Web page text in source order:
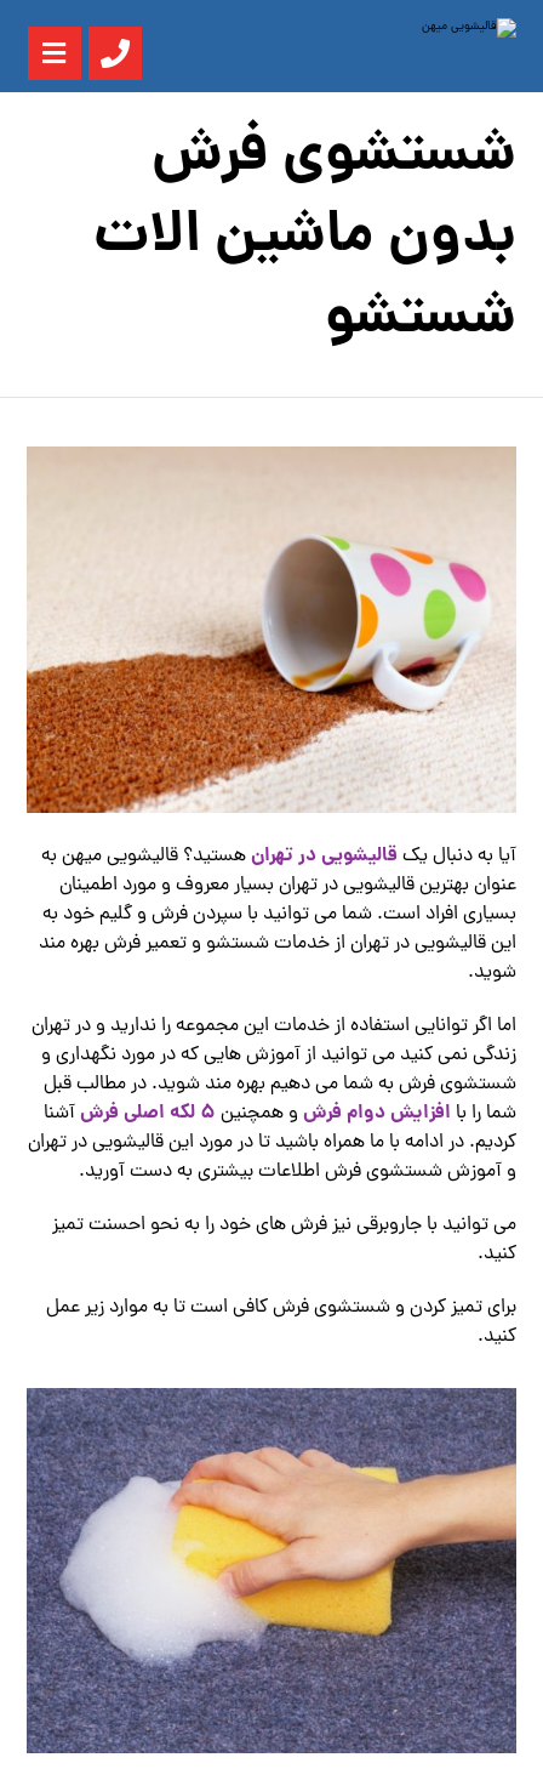
شستشوی فرش
بدون ماشین الات
شستشو
آیا به دنبال یک قالیشویی در تهرانهستید؟ قالیشویی میهن به
عنوان بهترین قالیشویی در تهران بسیار معروف و مورد اطمینان
بسیاری افراد است. شما می توانید با سپردن فرش و گلیم خود به
این قالیشویی در تهران از خدمات شستشو و تعمیر فرش بهره مند
شوید.
اما اگر توانایی استفاده از خدمات این مجموعه را ندارید و در تهران
زندگی نمی کنید می توانید از آموزش هایی که در مورد نگهداری و
شستشوی فرش به شما می دهیم بهره مند شوید. در مطالب قبل
شما را با افزایش دوام فرش و همچنین 5 لکه اصلی فرش
آشنا
کردیم. در ادامه با ما همراه باشید تا در مورد این قالیشویی در تهران
و آموزش شستشوی فرش اطلاعات بیشتری به دست آورید.
می توانید با جاروبرقی نیز فرش های خود را به نحو احسنت تمیز
کنید.
برای تمیز کردن و شستشوی فرش کافی است تا به موارد زیر عمل
کنید.